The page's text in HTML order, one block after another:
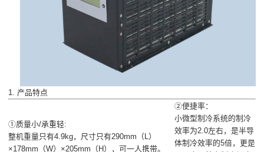
1. 产品特点
①质量小/承重轻:
整机重量只有4.9kg，尺寸只有290mm（L）
×178mm（W）×205mm（H），可一人携带。
②便捷率：
小微型制冷系统的制冷
效率为2.0左右，是半导
体制冷效率的5倍，更是